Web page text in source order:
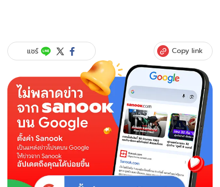
แชร์ Copy link